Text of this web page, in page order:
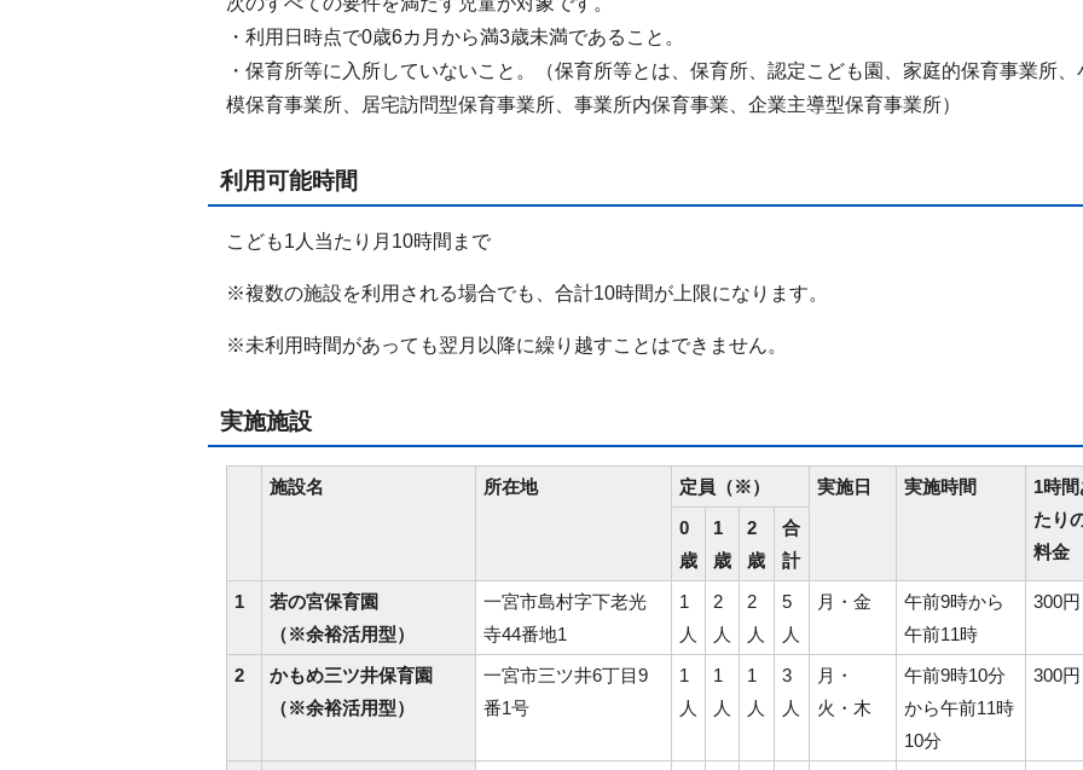
・利用日時点で0歳6カ月から満3歳未満であること。
・保育所等に入所していないこと。（保育所等とは、保育所、認定こども園、家庭的保育事業所、
模保育事業所、居宅訪問型保育事業所、事業所内保育事業、企業主導型保育事業所）
利用可能時間
こども1人当たり月10時間まで
※複数の施設を利用される場合でも、合計10時間が上限になります。
※未利用時間があっても翌月以降に繰り越すことはできません。
実施施設
施設名 所在地 定員（※） 実施日 実施時間
1時
たり
料金
0
歳
1
歳
2
歳
合
計
1
若の宮保育園
（※余裕活用型）
一宮市島村字下老光
寺44番地1
1
人
2
人
2
人
5
人
月・金
午前9時から
午前11時
300円
2
かもめ三ツ井保育園
（※余裕活用型）
一宮市三ツ井6丁目9
番1号
1
人
1
人
1
人
3
人
月・
火・木
午前9時10分
から午前11時
10分
300円